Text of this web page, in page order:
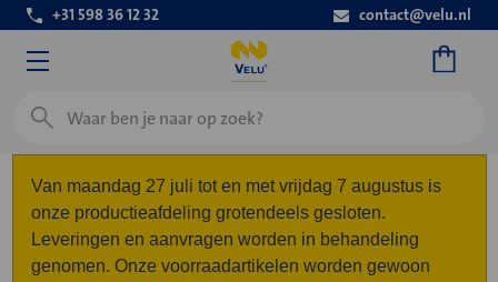
+31 598 36 12 32 contact@velu.nl
Zoeken
Van maandag 27 juli tot en met vrijdag 7 augustus is
onze productieafdeling grotendeels gesloten.
Leveringen en aanvragen worden in behandeling
genomen. Onze voorraadartikelen worden gewoon